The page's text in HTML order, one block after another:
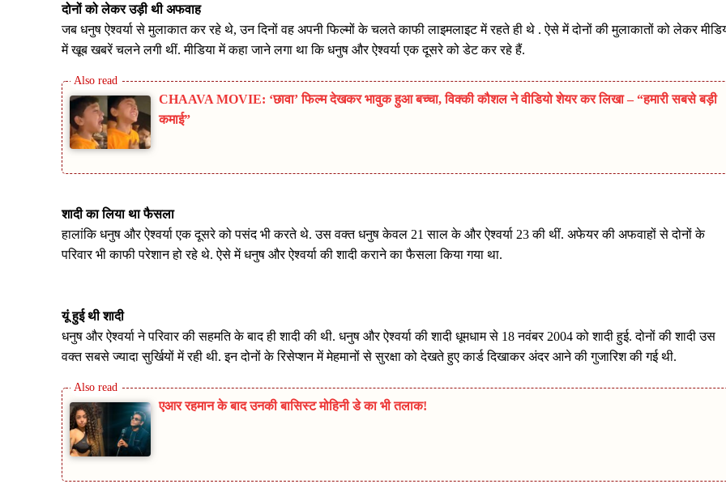
दोनों को लेकर उड़ी थी अफवाह
जब धनुष ऐश्वर्या से मुलाकात कर रहे थे, उन दिनों वह अपनी फिल्मों के चलते काफी लाइमलाइट में रहते ही थे . ऐसे में दोनों की मुलाकातों को लेकर
में खूब खबरें चलने लगी थीं. मीडिया में कहा जाने लगा था कि धनुष और ऐश्वर्या एक दूसरे को डेट कर रहे हैं.
CHAAVA MOVIE: ‘छावा’ फिल्म देखकर भावुक हुआ बच्चा, विक्की कौशल ने वीडियो शेयर कर लिखा – “हमारी सबसे बड़ी
कमाई”
शादी का लिया था फैसला
हालांकि धनुष और ऐश्वर्या एक दूसरे को पसंद भी करते थे. उस वक्त धनुष केवल 21 साल के और ऐश्वर्या 23 की थीं. अफेयर की अफवाहों से दोनों के
परिवार भी काफी परेशान हो रहे थे. ऐसे में धनुष और ऐश्वर्या की शादी कराने का फैसला किया गया था.
यूं हुई थी शादी
धनुष और ऐश्वर्या ने परिवार की सहमति के बाद ही शादी की थी. धनुष और ऐश्वर्या की शादी धूमधाम से 18 नवंबर 2004 को शादी हुई. दोनों की शादी उस
वक्त सबसे ज्यादा सुर्खियों में रही थी. इन दोनों के रिसेप्शन में मेहमानों से सुरक्षा को देखते हुए कार्ड दिखाकर अंदर आने की गुजारिश की गई थी.
एआर रहमान के बाद उनकी बासिस्ट मोहिनी डे का भी तलाक!